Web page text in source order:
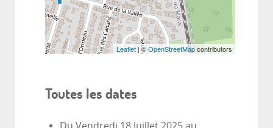
Leaflet | ©OpenStreetMapcontributors
Toutes les dates
Du Vendredi 18 Juillet 2025 au